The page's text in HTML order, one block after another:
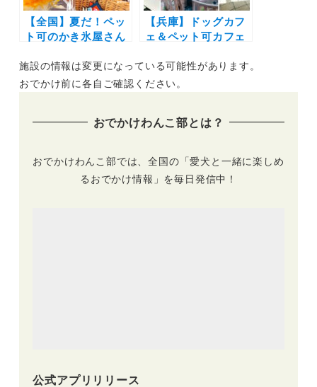
【全国】夏だ！ペッ
ト可のかき氷屋さん
から超人気カフェま
で | 愛犬と夏を感じ
【兵庫】ドッグカフ
ェ＆ペット可カフェ
けレポ付き）｜神
戸・芦屋・姫路など
施設の情報は変更になっている可能性があります。
おでかけ前に各自ご確認ください。
おでかけわんこ部とは？
おでかけわんこ部では、全国の「愛犬と一緒に楽しめ
るおでかけ情報」を毎日発信中！
公式アプリリリース